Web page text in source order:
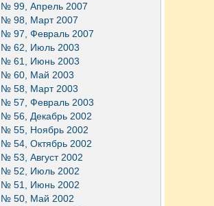
№ 99, Апрель 2007
№ 98, Март 2007
№ 97, Февраль 2007
№ 62, Июль 2003
№ 61, Июнь 2003
№ 60, Май 2003
№ 58, Март 2003
№ 57, Февраль 2003
№ 56, Декабрь 2002
№ 55, Ноябрь 2002
№ 54, Октябрь 2002
№ 53, Август 2002
№ 52, Июль 2002
№ 51, Июнь 2002
№ 50, Май 2002